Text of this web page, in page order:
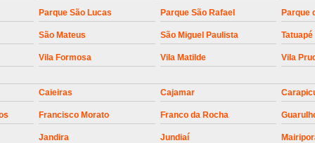
Instalação de Motor para
Instalação de Motor
Instalação Motor Portão
Instalação de Motor de Portão
Instalação de
Instalação de Portão Automático
Parque São Lucas Parque São Rafael Parque
São Mateus São Miguel Paulista Tatuapé
Vila Formosa Vila Matilde Vila
Caieiras Cajamar
Francisco Morato Franco da Rocha
Jandira Jundiaí